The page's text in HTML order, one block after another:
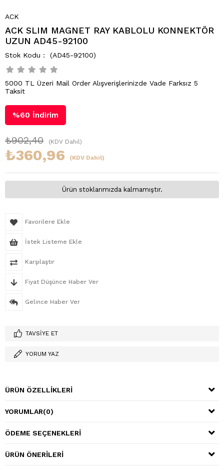
ACK
ACK SLIM MAGNET RAY KABLOLU KONNEKTÖR
UZUN AD45-92100
(AD45-92100)
5000 TL Üzeri Mail Order Alışverişlerinizde Vade Farksız 5
Taksit
%60 İndirim
₺902,40 (KDV Dahil)
₺360,96 (KDV Dahil)
Ürün stoklarımızda kalmamıştır.
Favorilere Ekle
İstek Listeme Ekle
Karşılaştır
Fiyat Düşünce Haber Ver
Gelince Haber Ver
TAVSIYE ET
YORUM YAZ
ÜRÜN ÖZELLIKLERI
YORUMLAR(0)
ÖDEME SEÇENEKLERI
ÜRÜN ÖNERILERI